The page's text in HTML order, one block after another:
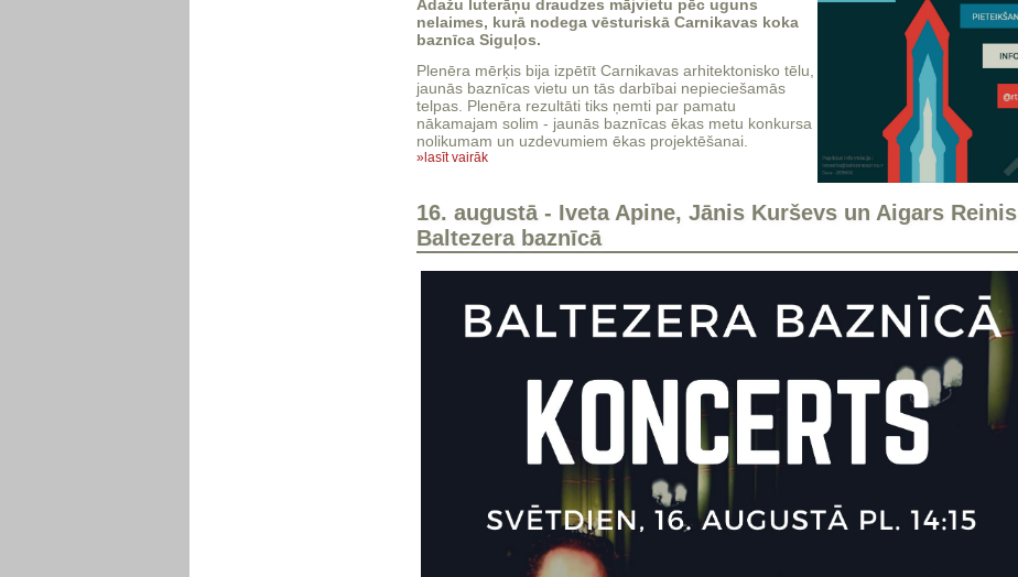
Ādažu luterāņu draudzes mājvietu pēc uguns
nelaimes, kurā nodega vēsturiskā Carnikavas koka
baznīca Siguļos.
Plenēra mērķis bija izpētīt Carnikavas arhitektonisko tēlu,
jaunās baznīcas vietu un tās darbībai nepieciešamās
telpas. Plenēra rezultāti tiks ņemti par pamatu
nākamajam solim - jaunās baznīcas ēkas metu konkursa
nolikumam un uzdevumiem ēkas projektēšanai.
»lasīt vairāk
16. augustā - Iveta Apine, Jānis Kurševs un Aigars Reinis
Baltezera baznīcā